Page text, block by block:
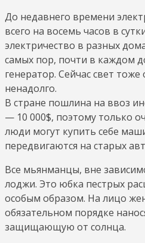
До недавнего времени
всего на восемь часов в
электричество в разных
самых пор, почти в каждом
генератор. Сейчас свет тоже
ненадолго.
В стране пошлина на ввоз
— 10 000$, поэтому только
люди могут купить себе
передвигаются на старых
Все мьянманцы, вне
лоджи. Это юбка пестрых
особым образом. На лицо
обязательном порядке
защищающую от солнца.